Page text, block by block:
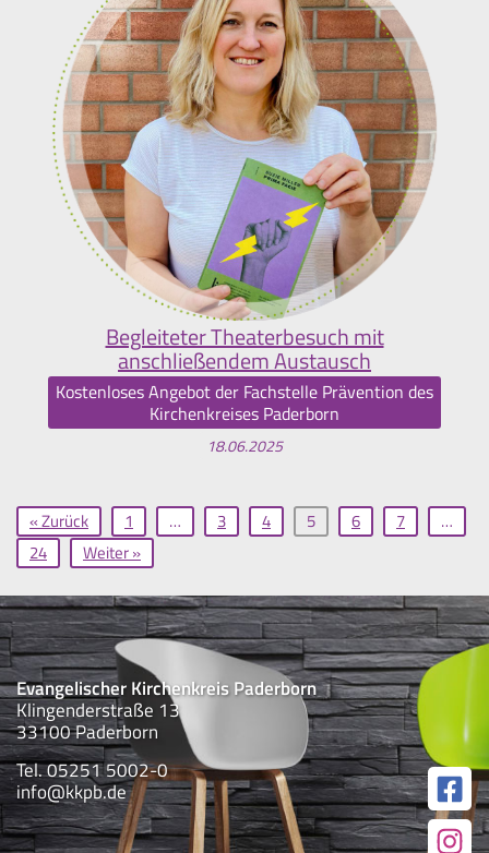
Begleiteter Theaterbesuch mit
anschließendem Austausch
Kostenloses Angebot der Fachstelle Prävention des
Kirchenkreises Paderborn
18.06.2025
« Zurück 1 … 3 4 5 6 7
…
24
Weiter »
Evangelischer Kirchenkreis Paderborn
Klingenderstraße 13
33100 Paderborn
Tel. 05251 5002-0
info@kkpb.de